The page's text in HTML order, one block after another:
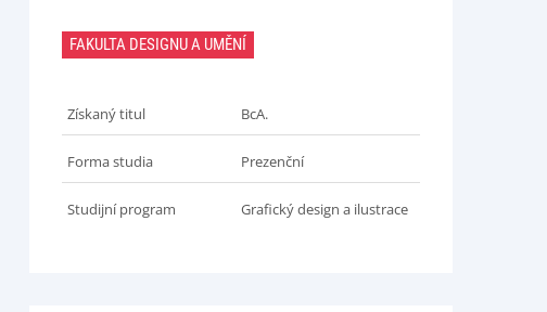
FAKULTA DESIGNU A UMĚNÍ
Získaný titul BcA.
Forma studia Prezenční
Studijní program Grafický design a ilustrace